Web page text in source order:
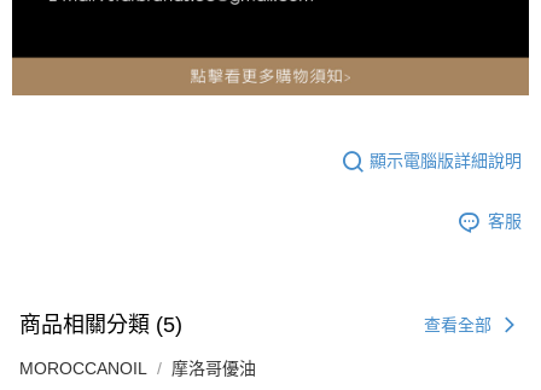
顯示電腦版詳細說明
客服
商品相關分類 (5) 查看全部
MOROCCANOIL 摩洛哥優油